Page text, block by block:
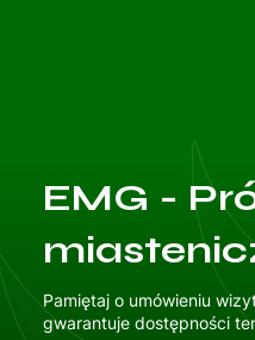
EMG -
Pamiętaj o umówieniu
gwarantuje dostępności